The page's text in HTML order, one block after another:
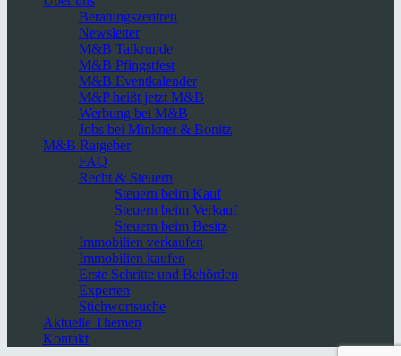
Beratungszentren
Newsletter
M&B Talkrunde
M&B Pfingstfest
M&B Eventkalender
M&P heißt jetzt M&B
Werbung bei M&B
Jobs bei Minkner & Bonitz
M&B Ratgeber
FAQ
Recht & Steuern
Steuern beim Kauf
Steuern beim Verkauf
Steuern beim Besitz
Immobilien verkaufen
Immobilien kaufen
Erste Schritte und Behörden
Experten
Stichwortsuche
Aktuelle Themen
Kontakt